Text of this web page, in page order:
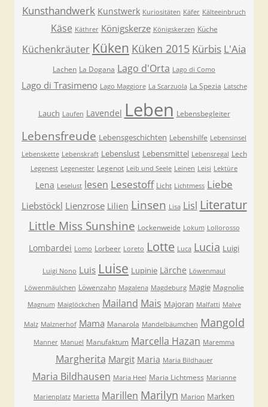
Kunsthandwerk Kunstwerk Kuriositäten Käfer Kälteeinbruch
Käse Käthrer Königskerze Königskerzen Küche
Küchenkräuter Küken Küken 2015 Kürbis L'Aia
Lachen La Dogana Lago d'Orta Lago di Como
Lago di Trasimeno Lago Maggiore La Scarzuola La Spezia Latsche
Lauch Laufen Lavendel Leben Lebensbegleiter
Lebensfreude Lebensgeschichten Lebenshilfe Lebensinsel
Lebenskette Lebenskraft Lebenslust Lebensmittel Lebensregal Lech
Legenest Legenester Legenot Leib und Seele Leinen Leisi Lektüre
Lena Leselust lesen Lesestoff Licht Lichtmess Liebe
Liebstöckl Lienzrose Lilien Linsen Lisa Lisl Literatur
Little Miss Sunshine Lockenweide Lokum Lollorosso
Lombardei Lomo Lorbeer Loreto Lotte Luca Lucia Luigi
Luigi Nono Luis Luise Lupinie Lärche Löwenmaul
Löwenmäulchen Löwenzahn Magalena Magdeburg Magie Magnolie
Magnum Maiglöckchen Mailand Mais Majoran Malfatti Malve
Malz Malznerhof Mama Manarola Mandelbäumchen Mangold
Manner Manuel Manufaktum Marcella Hazan Maremma
Margherita Margit Maria Maria Bildhauer
Maria Bildhausen Maria Heel Maria Lichtmess Marianne
Marienplatz Marietta Marillen Marilyn Marion Marken